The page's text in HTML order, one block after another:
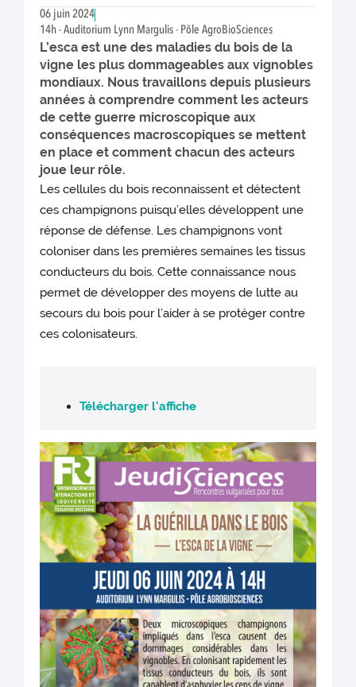
06 juin 2024
14h - Auditorium Lynn Margulis - Pôle AgroBioSciences
L’esca est une des maladies du bois de la
vigne les plus dommageables aux vignobles
mondiaux. Nous travaillons depuis plusieurs
années à comprendre comment les acteurs
de cette guerre microscopique aux
conséquences macroscopiques se mettent
en place et comment chacun des acteurs
joue leur rôle.
Les cellules du bois reconnaissent et détectent
ces champignons puisqu’elles développent une
réponse de défense. Les champignons vont
coloniser dans les premières semaines les tissus
conducteurs du bois. Cette connaissance nous
permet de développer des moyens de lutte au
secours du bois pour l’aider à se protéger contre
ces colonisateurs.
Télécharger l'affiche